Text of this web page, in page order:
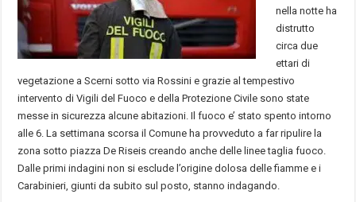
nella notte ha
distrutto
circa due
ettari di
vegetazione a Scerni sotto via Rossini e grazie al tempestivo
intervento di Vigili del Fuoco e della Protezione Civile sono state
messe in sicurezza alcune abitazioni. Il fuoco e’ stato spento intorno
alle 6. La settimana scorsa il Comune ha provveduto a far ripulire la
zona sotto piazza De Riseis creando anche delle linee taglia fuoco.
Dalle primi indagini non si esclude l’origine dolosa delle fiamme e i
Carabinieri, giunti da subito sul posto, stanno indagando.